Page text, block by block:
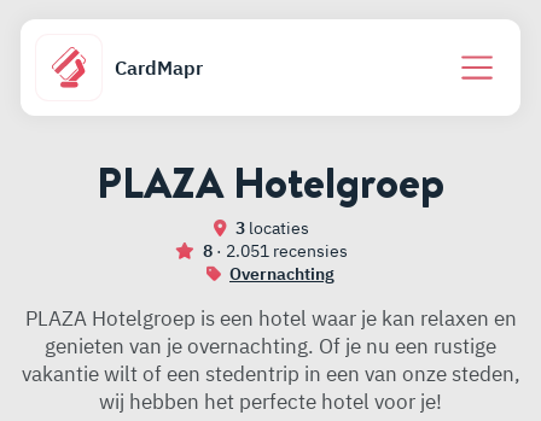
CardMapr
PLAZA Hotelgroep
3locaties
8 · 2.051 recensies
Overnachting
PLAZA Hotelgroep is een hotel waar je kan relaxen en
genieten van je overnachting. Of je nu een rustige
vakantie wilt of een stedentrip in een van onze steden,
wij hebben het perfecte hotel voor je!